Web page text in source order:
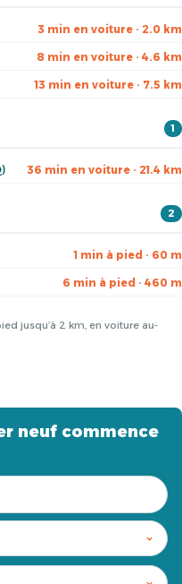
3 min en voiture · 2.0 km
8 min en voiture · 4.6 km
13 min en voiture · 7.5 km
1
36 min en voiture · 21.4 km
2
1 min à pied · 60 m
6 min à pied · 460 m
jusqu’à 2 km, en voiture au-
neuf commence